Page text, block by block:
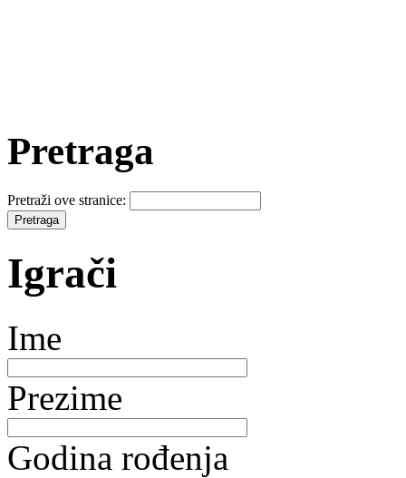
Pretraga
Pretraži ove stranice:
Igrači
Ime
Prezime
Godina rođenja